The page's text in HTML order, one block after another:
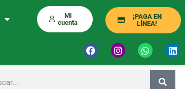
Mi
cuenta
¡PAGA EN
LÍNEA!